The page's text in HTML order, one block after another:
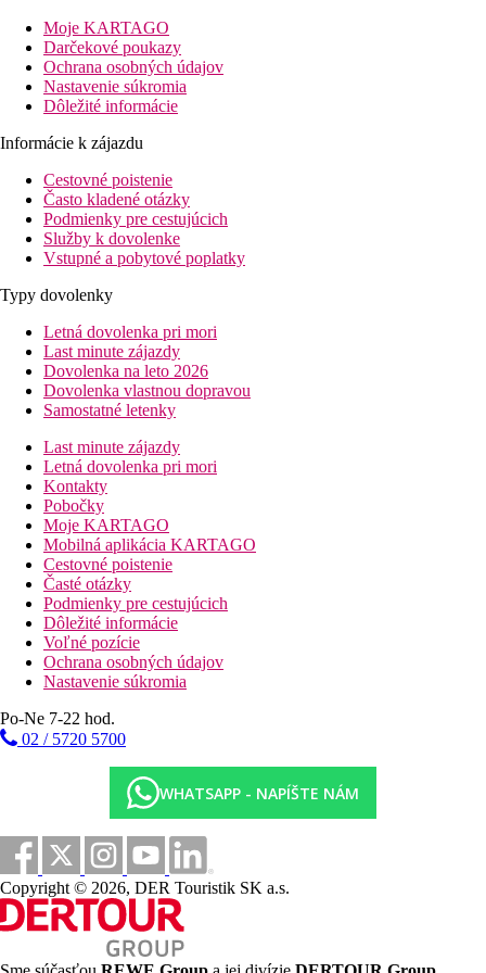
1 km
Nákupy
500 m
Turistické centrum
Golfové ihrisko
2 km
Centrum mesta
500 m
Vzdialenosť k pláži
Pláž
Plážová dovolenka
bazény
Ležadlá a slnečníky pri bazéne zadarmo
Vyhrievaný bazén celú sezónu
Bar pri bazéne
Fotogaléria
Moje KARTAGO
Darčekové poukazy
Ochrana osobných údajov
Nastavenie súkromia
Dôležité informácie
Informácie k zájazdu
Cestovné poistenie
Často kladené otázky
Podmienky pre cestujúcich
Služby k dovolenke
Vstupné a pobytové poplatky
Typy dovolenky
Letná dovolenka pri mori
Last minute zájazdy
Dovolenka na leto 2026
Dovolenka vlastnou dopravou
Samostatné letenky
Last minute zájazdy
Letná dovolenka pri mori
Kontakty
Pobočky
Moje KARTAGO
Mobilná aplikácia KARTAGO
Cestovné poistenie
Časté otázky
Podmienky pre cestujúcich
Dôležité informácie
Voľné pozície
Ochrana osobných údajov
Nastavenie súkromia
Po-Ne 7-22 hod.
02 / 5720 5700
WHATSAPP - NAPÍŠTE NÁM
Copyright © 2026, DER Touristik SK a.s.